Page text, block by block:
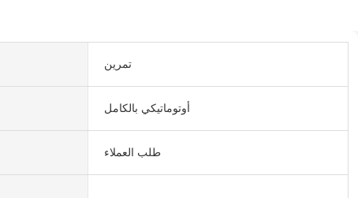
تمرين
أوتوماتيكي بالكامل
طلب العملاء